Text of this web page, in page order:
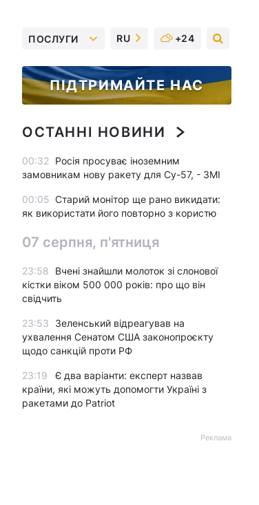
ПОСЛУГИ RU +24
ПІДТРИМАЙТЕ НАС
ОСТАННІ НОВИНИ
00:32
Росія просуває іноземним
замовникам нову ракету для Су-57, - ЗМІ
00:05 Старий монітор ще рано викидати:
як використати його повторно з користю
07 серпня, п'ятниця
23:58
Вчені знайшли молоток зі слонової
кістки віком 500 000 років: про що він
свідчить
23:53
Зеленський відреагував на
ухвалення Сенатом США законопроєкту
щодо санкцій проти РФ
23:19
Є два варіанти: експерт назвав
країни, які можуть допомогти Україні з
ракетами до Patriot
Реклама